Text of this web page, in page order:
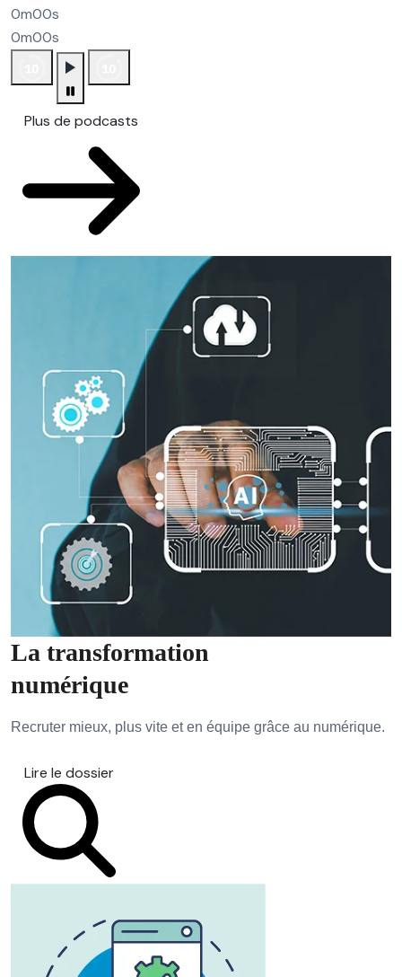
0m00s
0m00s
Plus de podcasts
La transformation
numérique
Recruter mieux, plus vite et en équipe grâce au numérique.
Lire le dossier